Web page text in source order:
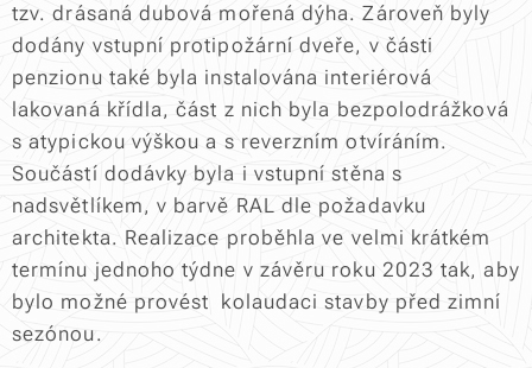
tzv. drásaná dubová mořená dýha. Zároveň byly
dodány vstupní protipožární dveře, v části
penzionu také byla instalována interiérová
lakovaná křídla, část z nich byla bezpolodrážková
s atypickou výškou a s reverzním otvíráním.
Součástí dodávky byla i vstupní stěna s
nadsvětlíkem, v barvě RAL dle požadavku
architekta. Realizace proběhla ve velmi krátkém
termínu jednoho týdne v závěru roku 2023 tak, aby
bylo možné provést kolaudaci stavby před zimní
sezónou.